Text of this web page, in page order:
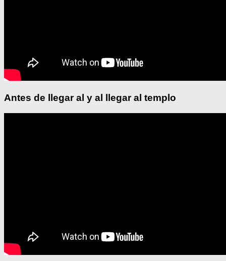
Antes de llegar al y al llegar al templo